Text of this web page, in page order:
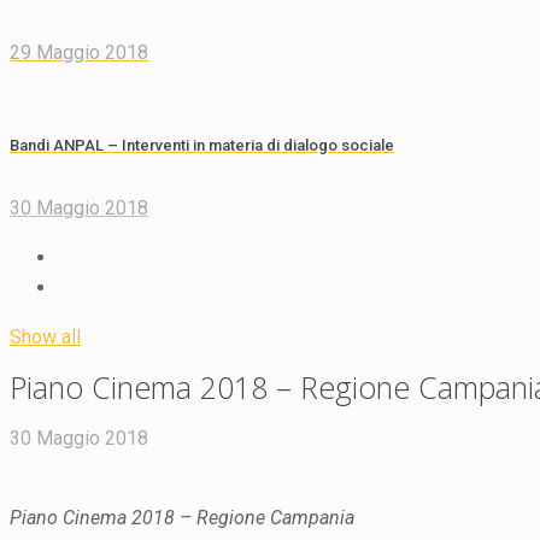
29 Maggio 2018
Bandi ANPAL – Interventi in materia di dialogo sociale
30 Maggio 2018
Show all
Piano Cinema 2018 – Regione
30 Maggio 2018
Piano Cinema 2018 – Regione Campania